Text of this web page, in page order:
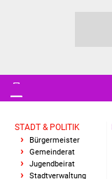
STADT & POLITIK
Bürgermeister
Gemeinderat
Jugendbeirat
Stadtverwaltung